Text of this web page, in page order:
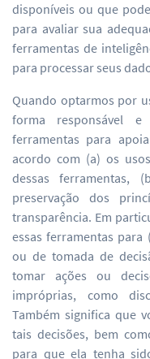
disponíveis ou que
para avaliar sua
ferramentas de
para processar seus
Quando optarmos por
forma responsável e
ferramentas para
acordo com (a) os
dessas ferramentas,
preservação dos
transparência. Em
essas ferramentas
ou de tomada de
tomar ações ou
impróprias, como
Também significa que
tais decisões, bem
para que ela tenha